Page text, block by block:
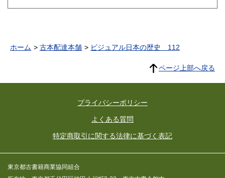
ホーム 古本配達本舗 ビジュアル日本の歴史 112
ページ上部へ戻る
プライバシーポリシー
よくある質問
特定商取引に関する法律に基づく表記
東京都古書籍商業協同組合